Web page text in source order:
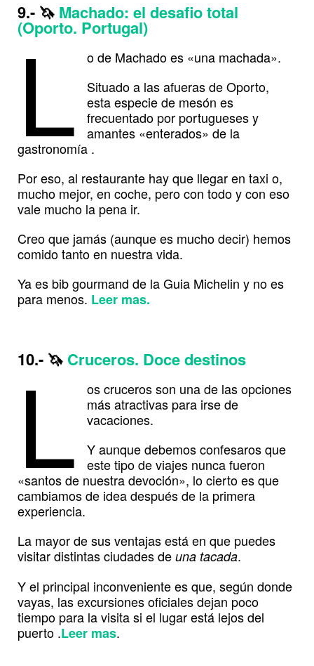
9.- 🦄 Machado: el desafio total
(Oporto. Portugal)
L
o de Machado es «una machada».
Situado a las afueras de Oporto,
esta especie de mesón es
frecuentado por portugueses y
amantes «enterados» de la
gastronomía .
Por eso, al restaurante hay que llegar en taxi o,
mucho mejor, en coche, pero con todo y con eso
vale mucho la pena ir.
Creo que jamás (aunque es mucho decir) hemos
comido tanto en nuestra vida.
Ya es bib gourmand de la Guia Michelin y no es
para menos. Leer mas.
10.- 🦄 Cruceros. Doce destinos
L
os cruceros son una de las opciones
más atractivas para irse de
vacaciones.
Y aunque debemos confesaros que
este tipo de viajes nunca fueron
«santos de nuestra devoción», lo cierto es que
cambiamos de idea después de la primera
experiencia.
La mayor de sus ventajas está en que puedes
visitar distintas ciudades de una tacada.
Y el principal inconveniente es que, según donde
vayas, las excursiones oficiales dejan poco
tiempo para la visita si el lugar está lejos del
puerto .Leer mas.